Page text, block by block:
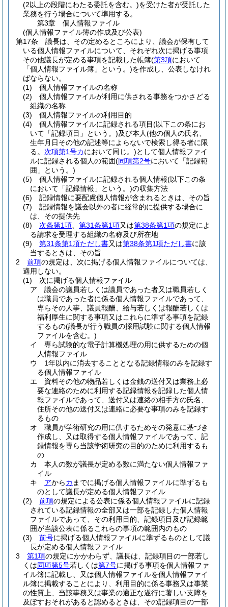
(2以上の段階にわたる委託を含む。)を受けた者が受託した
業務を行う場合について準用する。
第3章
個人情報ファイル
(個人情報ファイル簿の作成及び公表)
第17条
議長は、その定めるところにより、議会が保有して
いる個人情報ファイルについて、それぞれ次に掲げる事項
その他議長が定める事項を記載した帳簿(第3項において
「個人情報ファイル簿」という。)を作成し、公表しなけれ
ばならない。
(1)
個人情報ファイルの名称
(2)
個人情報ファイルが利用に供される事務をつかさどる
組織の名称
(3)
個人情報ファイルの利用目的
(4)
個人情報ファイルに記録される項目(以下この条にお
いて「記録項目」という。)及び本人(他の個人の氏名、
生年月日その他の記述等によらないで検索し得る者に限
る。 次項第1号カにおいて同じ。)として個人情報ファイ
ルに記録される個人の範囲(同項第2号において「記録範
囲」という。)
(5)
個人情報ファイルに記録される個人情報(以下この条
において「記録情報」という。)の収集方法
(6)
記録情報に要配慮個人情報が含まれるときは、その旨
(7)
記録情報を議会以外の者に経常的に提供する場合に
は、その提供先
(8)
次条第1項 第31条第1項又は第38条第1項の規定によ
る請求を受理する組織の名称及び所在地
(9)
第31条第1項ただし書又は第38条第1項ただし書に該
当するときは、その旨
2
前項の規定は、次に掲げる個人情報ファイルについては、
適用しない。
(1)
次に掲げる個人情報ファイル
ア
議会の議員若しくは議員であった者又は職員若しく
は職員であった者に係る個人情報ファイルであって、
専らその人事、議員報酬、給与若しくは報酬若しくは
福利厚生に関する事項又はこれらに準ずる事項を記録
するもの(議長が行う職員の採用試験に関する個人情報
ファイルを含む。)
イ
専ら試験的な電子計算機処理の用に供するための個
人情報ファイル
ウ
1年以内に消去することとなる記録情報のみを記録す
る個人情報ファイル
エ
資料その他の物品若しくは金銭の送付又は業務上必
要な連絡のために利用する記録情報を記録した個人情
報ファイルであって、送付又は連絡の相手方の氏名、
住所その他の送付又は連絡に必要な事項のみを記録す
るもの
オ
職員が学術研究の用に供するためその発意に基づき
作成し、又は取得する個人情報ファイルであって、記
録情報を専ら当該学術研究の目的のために利用するも
の
カ
本人の数が議長が定める数に満たない個人情報ファ
イル
キ
アからカ までに掲げる個人情報ファイルに準ずるも
のとして議長が定める個人情報ファイル
(2)
前項の規定による公表に係る個人情報ファイルに記録
されている記録情報の全部又は一部を記録した個人情報
ファイルであって、その利用目的、記録項目及び記録範
囲が当該公表に係るこれらの事項の範囲内のもの
(3)
前号に掲げる個人情報ファイルに準ずるものとして議
長が定める個人情報ファイル
3
第1項の規定にかかわらず、議長は、記録項目の一部若し
くは同項第5号若しくは第7号に掲げる事項を個人情報ファ
イル簿に記載し、又は個人情報ファイルを個人情報ファイ
ル簿に掲載することにより、利用目的に係る事務又は事業
の性質上、当該事務又は事業の適正な遂行に著しい支障を
及ぼすおそれがあると認めるときは、その記録項目の一部